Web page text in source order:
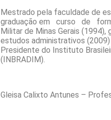
Mestrado pela faculdade de
graduação em curso de
Militar de Minas Gerais
estudos administrativos
Presidente do Instituto
(INBRADIM).
Gleisa Calixto Antunes –